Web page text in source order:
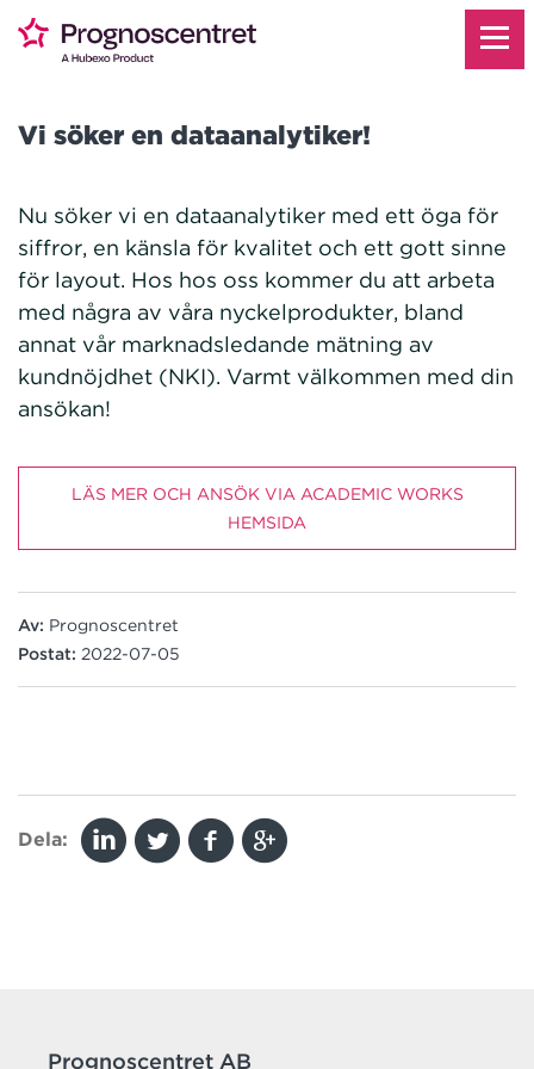
Vi söker en dataanalytiker!
Nu söker vi en dataanalytiker med ett öga för
siffror, en känsla för kvalitet och ett gott sinne
för layout. Hos hos oss kommer du att arbeta
med några av våra nyckelprodukter, bland
annat vår marknadsledande mätning av
kundnöjdhet (NKI). Varmt välkommen med din
ansökan!
LÄS MER OCH ANSÖK VIA ACADEMIC WORKS
HEMSIDA
Av: Prognoscentret
Postat: 2022-07-05
Dela:
Prognoscentret AB